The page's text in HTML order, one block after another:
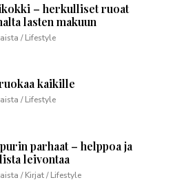
– herkulliset ruoat
lasten makuun
/ Lifestyle
kaikille
/ Lifestyle
parhaat – helppoa ja
leivontaa
/ Kirjat / Lifestyle